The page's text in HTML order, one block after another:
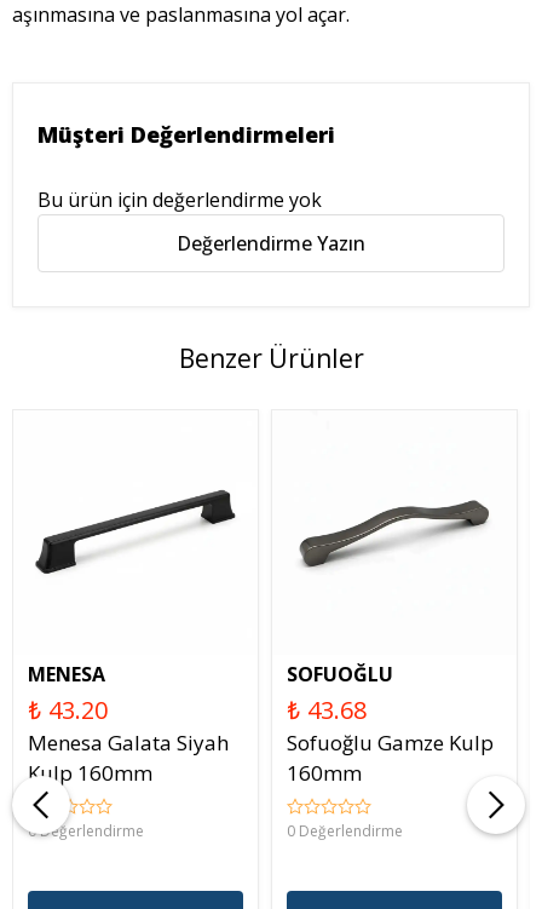
aşınmasına ve paslanmasına yol açar.
Müşteri Değerlendirmeleri
Bu ürün için değerlendirme yok
Değerlendirme Yazın
Benzer Ürünler
MENESA
₺ 43.20
Menesa Galata Siyah
Kulp 160mm
0 Değerlendirme
SOFUOĞLU
₺ 43.68
Sofuoğlu Gamze Kulp
160mm
0 Değerlendirme